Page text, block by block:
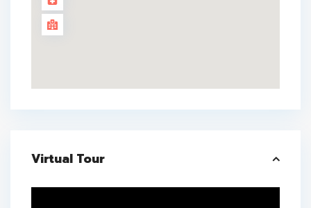
Virtual Tour